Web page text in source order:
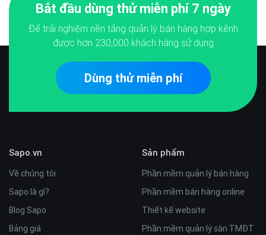
Bắt đầu dùng thử miễn phí 7 ngày
Để trải nghiệm nền tảng quản lý bán hàng hợp kênh
được hơn 230,000 khách hàng sử dụng
Dùng thử miễn phí
Sapo.vn
Về chúng tôi
Sapo là gì?
Blog Sapo
Bảng giá
Sản phẩm
Phần mềm quản lý bán hàng
Phần mềm bán hàng online
Thiết kế website
Phần mềm quản lý sàn TMĐT